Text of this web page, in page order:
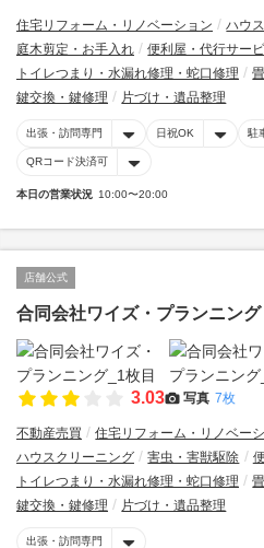
住宅リフォーム・リノベーション ハウ
庭木剪定・お手入れ
便利屋・代行サー
トイレつまり・水漏れ修理・蛇口修理
鍵交換・鍵修理
片づけ・遺品整理
出張・訪問専門 日祝OK 駐
QRコード決済可
本日の営業状況 10:00〜20:00
店舗公式
合同会社ワイズ・プランニング
3.03 写真 7枚
不動産売買 住宅リフォーム・リノベー
ハウスクリーニング
害虫・害獣駆除
トイレつまり・水漏れ修理・蛇口修理
鍵交換・鍵修理
片づけ・遺品整理
出張・訪問専門